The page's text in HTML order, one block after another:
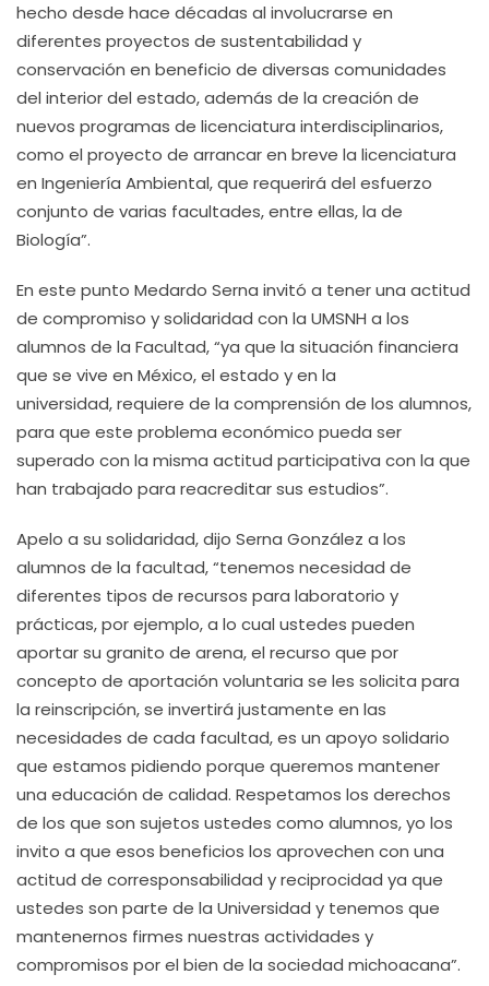
hecho desde hace décadas al involucrarse en
diferentes proyectos de sustentabilidad y
conservación en beneficio de diversas comunidades
del interior del estado, además de la creación de
nuevos programas de licenciatura interdisciplinarios,
como el proyecto de arrancar en breve la licenciatura
en Ingeniería Ambiental, que requerirá del esfuerzo
conjunto de varias facultades, entre ellas, la de
Biología”.
En este punto Medardo Serna invitó a tener una actitud
de compromiso y solidaridad con la UMSNH a los
alumnos de la Facultad, “ya que la situación financiera
que se vive en México, el estado y en la
universidad, requiere de la comprensión de los alumnos,
para que este problema económico pueda ser
superado con la misma actitud participativa con la que
han trabajado para reacreditar sus estudios”.
Apelo a su solidaridad, dijo Serna González a los
alumnos de la facultad, “tenemos necesidad de
diferentes tipos de recursos para laboratorio y
prácticas, por ejemplo, a lo cual ustedes pueden
aportar su granito de arena, el recurso que por
concepto de aportación voluntaria se les solicita para
la reinscripción, se invertirá justamente en las
necesidades de cada facultad, es un apoyo solidario
que estamos pidiendo porque queremos mantener
una educación de calidad. Respetamos los derechos
de los que son sujetos ustedes como alumnos, yo los
invito a que esos beneficios los aprovechen con una
actitud de corresponsabilidad y reciprocidad ya que
ustedes son parte de la Universidad y tenemos que
mantenernos firmes nuestras actividades y
compromisos por el bien de la sociedad michoacana”.